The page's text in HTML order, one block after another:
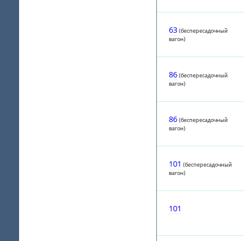
63 (беспересадочный
вагон)
86 (беспересадочный
вагон)
86 (беспересадочный
вагон)
101 (беспересадочный
вагон)
101